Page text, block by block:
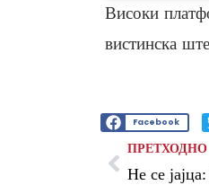
Високи
вистинска
Facebook
ПРЕТХОДНО